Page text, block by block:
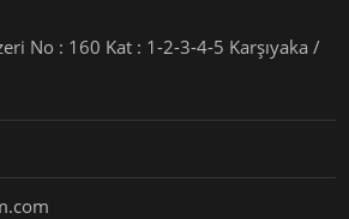
No : 160 Kat : 1-2-3-4-5 Karşıyaka /